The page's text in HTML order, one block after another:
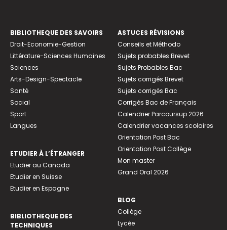
BIBLIOTHEQUE DES SAVOIRS
Droit-Economie-Gestion
Littérature-Sciences Humaines
Sciences
Arts-Design-Spectacle
Santé
Social
Sport
Langues
ETUDIER À L’ÉTRANGER
Etudier au Canada
Etudier en Suisse
Etudier en Espagne
BIBLIOTHEQUE DES
TECHNIQUES
ASTUCES RÉVISIONS
Conseils et Méthodo
Sujets probables Brevet
Sujets Probables Bac
Sujets corrigés Brevet
Sujets corrigés Bac
Corrigés Bac de Français
Calendrier Parcoursup 2026
Calendrier vacances scolaires
Orientation Post Bac
Orientation Post Collège
Mon master
Grand Oral 2026
BLOG
Collège
Lycée